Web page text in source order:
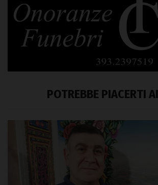
POTREBBE PIACERTI